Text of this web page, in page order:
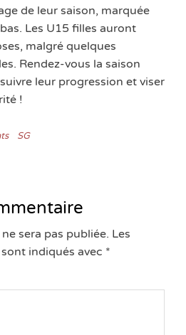
de leur saison, marquée
Les U15 filles auront
malgré quelques
Rendez-vous la saison
leur progression et viser
!
SG
sera pas publiée. Les
indiqués avec *